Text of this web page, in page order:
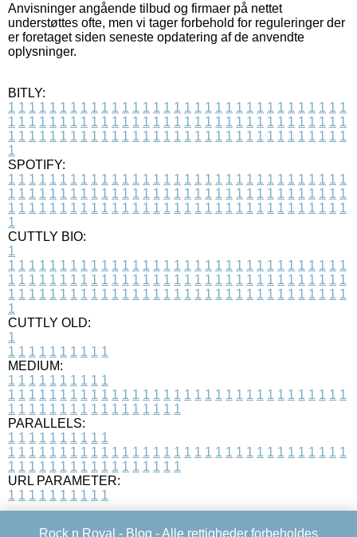
Anvisninger angående tilbud og firmaer på nettet
understøttes ofte, men vi tager forbehold for reguleringer der
er foretaget siden seneste opdatering af de anvendte
oplysninger.
BITLY:
1 1 1 1 1 1 1 1 1 1 1 1 1 1 1 1 1 1 1 1 1 1 1 1 1 1 1 1 1 1 1 1 1
1 1 1 1 1 1 1 1 1 1 1 1 1 1 1 1 1 1 1 1 1 1 1 1 1 1 1 1 1 1 1 1 1
1 1 1 1 1 1 1 1 1 1 1 1 1 1 1 1 1 1 1 1 1 1 1 1 1 1 1 1 1 1 1 1 1
1
SPOTIFY:
1 1 1 1 1 1 1 1 1 1 1 1 1 1 1 1 1 1 1 1 1 1 1 1 1 1 1 1 1 1 1 1 1
1 1 1 1 1 1 1 1 1 1 1 1 1 1 1 1 1 1 1 1 1 1 1 1 1 1 1 1 1 1 1 1 1
1 1 1 1 1 1 1 1 1 1 1 1 1 1 1 1 1 1 1 1 1 1 1 1 1 1 1 1 1 1 1 1 1
1
CUTTLY BIO:
1
1 1 1 1 1 1 1 1 1 1 1 1 1 1 1 1 1 1 1 1 1 1 1 1 1 1 1 1 1 1 1 1 1
1 1 1 1 1 1 1 1 1 1 1 1 1 1 1 1 1 1 1 1 1 1 1 1 1 1 1 1 1 1 1 1 1
1 1 1 1 1 1 1 1 1 1 1 1 1 1 1 1 1 1 1 1 1 1 1 1 1 1 1 1 1 1 1 1 1
1
CUTTLY OLD:
1
1 1 1 1 1 1 1 1 1 1
MEDIUM:
1 1 1 1 1 1 1 1 1 1
1 1 1 1 1 1 1 1 1 1 1 1 1 1 1 1 1 1 1 1 1 1 1 1 1 1 1 1 1 1 1 1 1
1 1 1 1 1 1 1 1 1 1 1 1 1 1 1 1 1
PARALLELS:
1 1 1 1 1 1 1 1 1 1
1 1 1 1 1 1 1 1 1 1 1 1 1 1 1 1 1 1 1 1 1 1 1 1 1 1 1 1 1 1 1 1 1
1 1 1 1 1 1 1 1 1 1 1 1 1 1 1 1 1
URL PARAMETER:
1 1 1 1 1 1 1 1 1 1
Rock n Royal - Blog - Alle rettigheder forbeholdes